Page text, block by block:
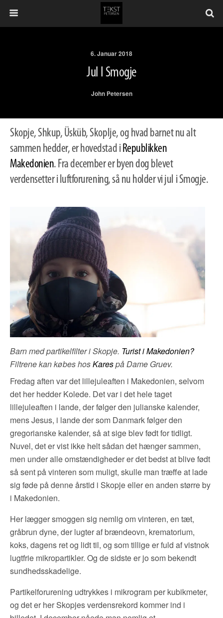
6. Januar 2018
Jul I Smogje
John Petersen
Skopje, Shkup, Üsküb, Skoplje, og hvad barnet nu alt
sammen hedder, er hovedstad iRepublikken
Makedonien. Fra december er byen dog blevet
verdensetter i luftforurening, så nu holder vi jul i Smogje.
Barn med partikelfilter i Skopje. Turist i Makedonien?
Filtrene kan købes hosKarespå Dame Gruev.
Fredag aften var det lillejuleaften i Makedonien, selvom
det her hedder Kolede. Det var i det hele taget
lillejuleaften i lande, der følger den julianske kalender,
mens Jesus, i lande der som Danmark følger den
gregorianske kalender, så at sige blev født for tidligt.
Nuvel, det er vist ikke helt sådan det hænger sammen,
men under alle omstændigheder er det bedst at blive født
så sent på vinteren som muligt, skulle man træffe at lade
sig føde på denne årstid i Skopje eller en anden større by
i Makedonien.
Her lægger smoggen sig nemlig om vinteren, en tæt,
gråbrun dyne, der lugter af brændeovn, krematorium,
koks, dagens ret og lidt til, og som tillige er fuld af vistnok
lugtfrie mikropartikler. Og de sidste er jo som bekendt
sundhedsskadelige.
Partikelforurening udtrykkes i mikrogram per kubikmeter,
og det er her Skopjes verdensrekord kommer ind i